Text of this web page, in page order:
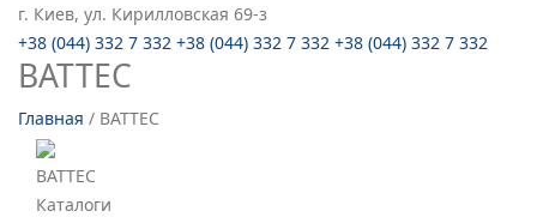
г. Киев, ул. Кирилловская 69-з
+38 (044) 332 7 332 +38 (044) 332 7 332 +38 (044) 332 7 332
BATTEC
Главная / BATTEC
BATTEC
Каталоги